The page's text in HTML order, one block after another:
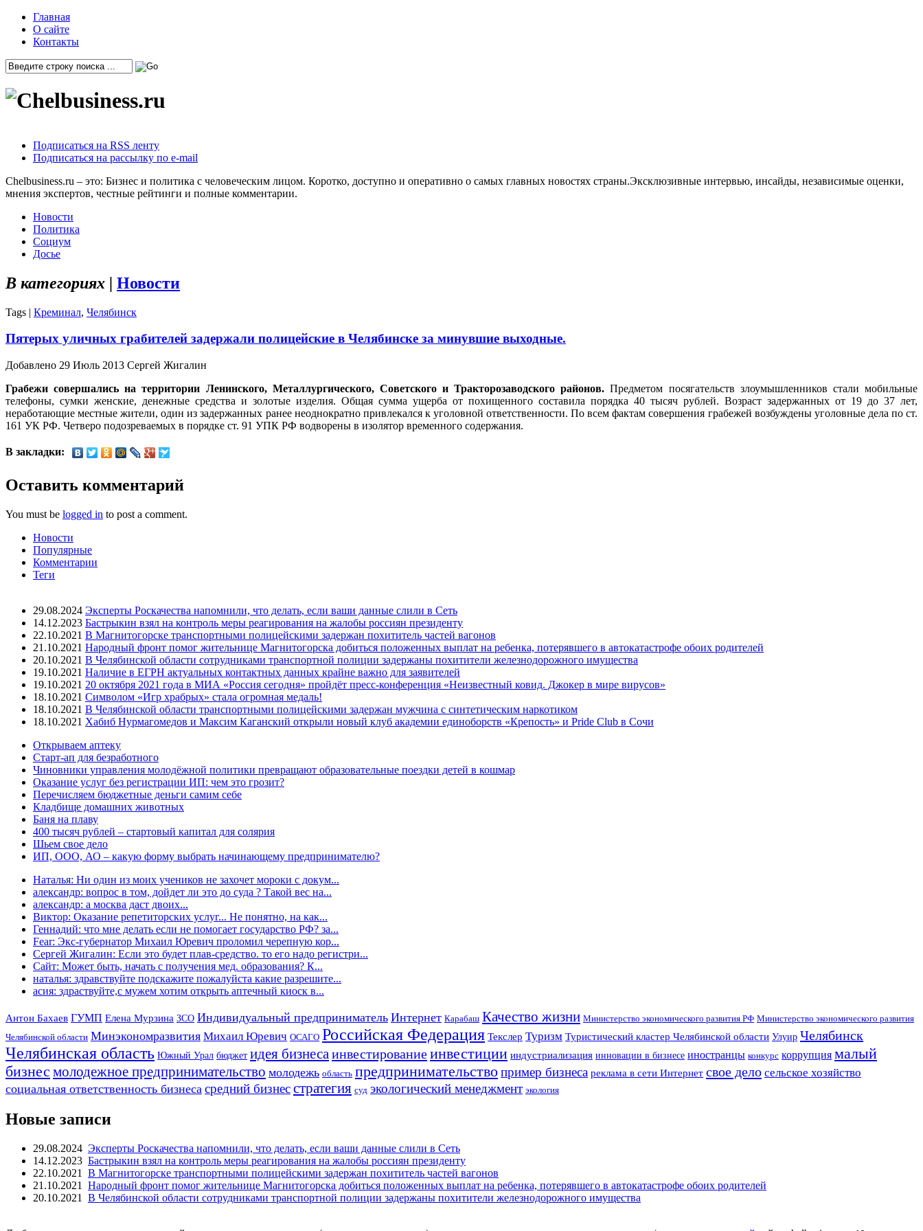
Главная
О сайте
Контакты
Подписаться на RSS ленту
Подписаться на рассылку по e-mail
Chelbusiness.ru – это: Бизнес и политика с человеческим лицом. Коротко, доступно и оперативно о самых главных новостях страны.Эксклюзивные интервью, инсайды, независимые оценки,
мнения экспертов, честные рейтинги и полные комментарии.
Новости
Политика
Социум
Досье
В категориях | Новости
Tags | Креминал, Челябинск
Пятерых уличных грабителей задержали полицейские в Челябинске за минувшие выходные.
Добавлено 29 Июль 2013 Сергей Жигалин
Грабежи совершались на территории Ленинского, Металлургического, Советского и Тракторозаводского районов. Предметом посягательств злоумышленников стали мобильные
телефоны, сумки женские, денежные средства и золотые изделия. Общая сумма ущерба от похищенного составила порядка 40 тысяч рублей. Возраст задержанных от 19 до 37 лет,
неработающие местные жители, один из задержанных ранее неоднократно привлекался к уголовной ответственности. По всем фактам совершения грабежей возбуждены уголовные дела по ст.
161 УК РФ. Четверо подозреваемых в порядке ст. 91 УПК РФ водворены в изолятор временного содержания.
В закладки:
Оставить комментарий
You must be logged in to post a comment.
Новости
Популярные
Комментарии
Теги
29.08.2024 Эксперты Роскачества напомнили, что делать, если ваши данные слили в Сеть
14.12.2023 Бастрыкин взял на контроль меры реагирования на жалобы россиян президенту
22.10.2021 В Магнитогорске транспортными полицейскими задержан похититель частей вагонов
21.10.2021 Народный фронт помог жительнице Магнитогорска добиться положенных выплат на ребенка, потерявшего в автокатастрофе обоих родителей
20.10.2021 В Челябинской области сотрудниками транспортной полиции задержаны похитители железнодорожного имущества
19.10.2021 Наличие в ЕГРН актуальных контактных данных крайне важно для заявителей
19.10.2021 20 октября 2021 года в МИА «Россия сегодня» пройдёт пресс-конференция «Неизвестный ковид. Джокер в мире вирусов»
18.10.2021 Символом «Игр храбрых» стала огромная медаль!
18.10.2021 В Челябинской области транспортными полицейскими задержан мужчина с синтетическим наркотиком
18.10.2021 Хабиб Нурмагомедов и Максим Каганский открыли новый клуб академии единоборств «Крепость» и Pride Club в Сочи
Открываем аптеку
Старт-ап для безработного
Чиновники управления молодёжной политики превращают образовательные поездки детей в кошмар
Оказание услуг без регистрации ИП: чем это грозит?
Перечисляем бюджетные деньги самим себе
Кладбище домашних животных
Баня на плаву
400 тысяч рублей – стартовый капитал для солярия
Шьем свое дело
ИП, ООО, АО – какую форму выбрать начинающему предпринимателю?
Наталья: Ни один из моих учеников не захочет мороки с докум...
александр: вопрос в том, дойдет ли это до суда ? Такой вес на...
александр: а москва даст двоих...
Виктор: Оказание репетиторских услуг... Не понятно, на как...
Геннадий: что мне делать если не помогает государство РФ? за...
Fear: Экс-губернатор Михаил Юревич проломил черепную кор...
Сергей Жигалин: Если это будет плав-средство. то его надо регистри...
Сайт: Может быть, начать с получения мед. образования? К...
наталья: здравствуйте подскажите пожалуйста какие разрешите...
асия: здраствуйте,с мужем хотим открыть аптечный киоск в...
Антон Бахаев ГУМП Елена Мурзина ЗСО Индивидуальный предприниматель Интернет Карабаш Качество жизни Министерство экономического развития РФ Министерство экономического развития
Челябинской области Минэкономразвития Михаил Юревич ОСАГО Российская Федерация Текслер Туризм Туристический кластер Челябинской области Улуир Челябинск
Челябинская область Южный Урал бюджет идея бизнеса инвестированиеинвестиции индустриализация инновации в бизнесе иностранцы конкурс коррупция малый
бизнес молодежное предпринимательство молодежь область предпринимательствопример бизнеса реклама в сети Интернет свое дело сельское хозяйство
социальная ответственность бизнеса средний бизнесстратегия суд экологический менеджмент экология
Новые записи
29.08.2024 Эксперты Роскачества напомнили, что делать, если ваши данные слили в Сеть
14.12.2023 Бастрыкин взял на контроль меры реагирования на жалобы россиян президенту
22.10.2021
В Магнитогорске транспортными полицейскими задержан похититель частей вагонов
21.10.2021
Народный фронт помог жительнице Магнитогорска добиться положенных выплат на ребенка, потерявшего в автокатастрофе обоих родителей
20.10.2021
В Челябинской области сотрудниками транспортной полиции задержаны похитители железнодорожного имущества